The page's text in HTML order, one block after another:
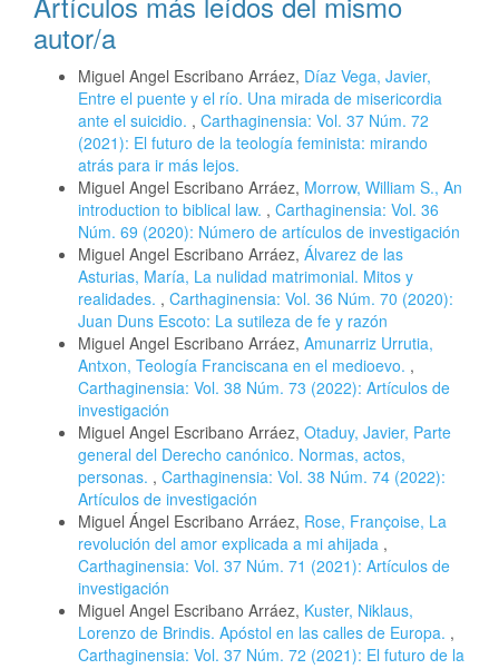
autor/a
Miguel Angel Escribano Arráez, Díaz Vega, Javier,
Entre el puente y el río. Una mirada de misericordia
ante el suicidio. , Carthaginensia: Vol. 37 Núm. 72
(2021): El futuro de la teología feminista: mirando
atrás para ir más lejos.
Miguel Angel Escribano Arráez, Morrow, William S., An
introduction to biblical law. , Carthaginensia: Vol. 36
Núm. 69 (2020): Número de artículos de investigación
Miguel Angel Escribano Arráez, Álvarez de las
Asturias, María, La nulidad matrimonial. Mitos y
realidades. , Carthaginensia: Vol. 36 Núm. 70 (2020):
Juan Duns Escoto: La sutileza de fe y razón
Miguel Angel Escribano Arráez, Amunarriz Urrutia,
Antxon, Teología Franciscana en el medioevo. ,
Carthaginensia: Vol. 38 Núm. 73 (2022): Artículos de
investigación
Miguel Angel Escribano Arráez, Otaduy, Javier, Parte
general del Derecho canónico. Normas, actos,
personas. , Carthaginensia: Vol. 38 Núm. 74 (2022):
Artículos de investigación
Miguel Ángel Escribano Arráez, Rose, Françoise, La
revolución del amor explicada a mi ahijada ,
Carthaginensia: Vol. 37 Núm. 71 (2021): Artículos de
investigación
Miguel Angel Escribano Arráez, Kuster, Niklaus,
Lorenzo de Brindis. Apóstol en las calles de Europa. ,
Carthaginensia: Vol. 37 Núm. 72 (2021): El futuro de la